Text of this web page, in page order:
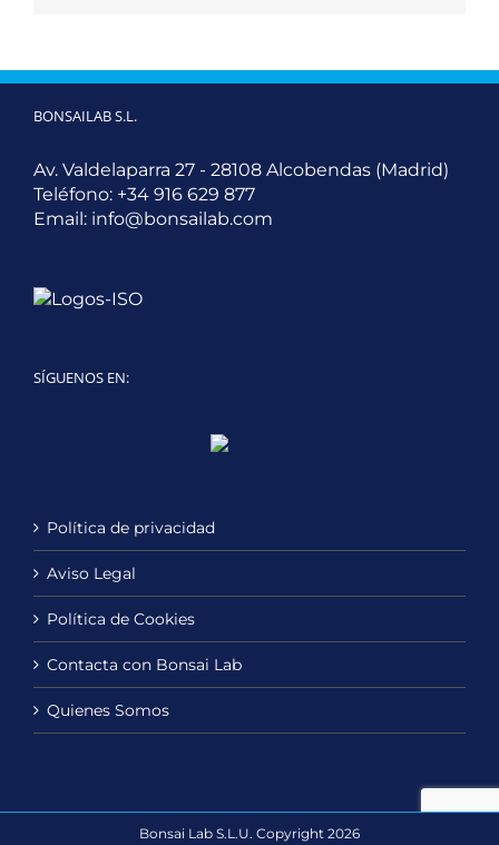
BONSAILAB S.L.
Av. Valdelaparra 27 - 28108 Alcobendas (Madrid)
Teléfono: +34 916 629 877
Email: info@bonsailab.com
SÍGUENOS EN:
LinkedInYouTube
Política de privacidad
Aviso Legal
Política de Cookies
Contacta con Bonsai Lab
Quienes Somos
Bonsai Lab S.L.U. Copyright 2026